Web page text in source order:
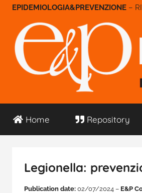
Salta
contenuto
–
E&P
Repository
Home Repository
Legionella:
Publication date: 02/07/2024 – E&P